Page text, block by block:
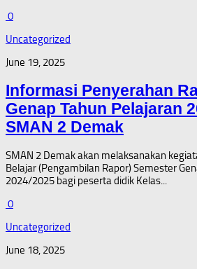
0
Uncategorized
June 19, 2025
Informasi Penyerahan
Genap Tahun Pelajaran
SMAN 2 Demak
SMAN 2 Demak akan melaksanakan
Belajar (Pengambilan Rapor) Semester
2024/2025 bagi peserta didik Kelas...
0
Uncategorized
June 18, 2025